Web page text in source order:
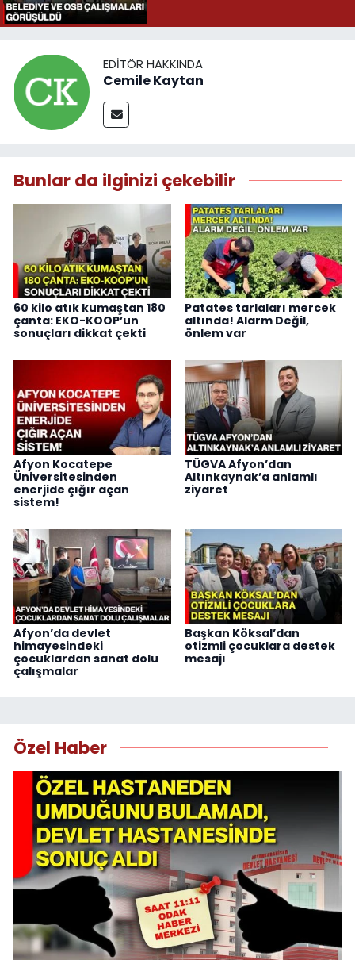
EDITÖR HAKKINDA
Cemile Kaytan
Bunlar da ilginizi çekebilir
60 kilo atık kumaştan 180
çanta: EKO-KOOP’un
sonuçları dikkat çekti
Patates tarlaları mercek
altında! Alarm Değil,
önlem var
Afyon Kocatepe
Üniversitesinden
enerjide çığır açan
sistem!
TÜGVA Afyon’dan
Altınkaynak’a anlamlı
ziyaret
Afyon’da devlet
himayesindeki
çocuklardan sanat dolu
çalışmalar
Başkan Köksal’dan
otizmli çocuklara destek
mesajı
Özel Haber